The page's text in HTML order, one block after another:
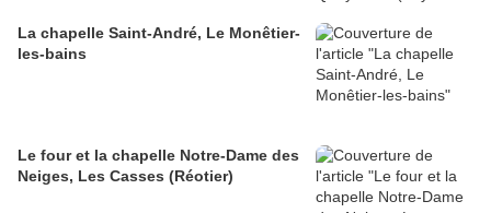
La chapelle Saint-André, Le Monêtier-
les-bains
Le four et la chapelle Notre-Dame des
Neiges, Les Casses (Réotier)